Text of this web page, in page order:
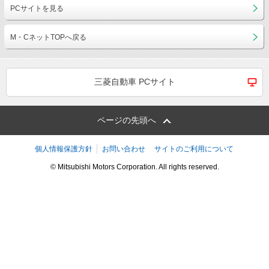
PCサイトを見る
M・CネットTOPへ戻る
三菱自動車 PCサイト
ページの先頭へ
個人情報保護方針 お問い合わせ サイトのご利用について
© Mitsubishi Motors Corporation. All rights reserved.